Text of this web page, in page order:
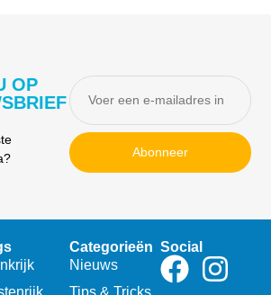
OP
Abonneer
Categorieën
Nieuws
Tips & Tricks
Social